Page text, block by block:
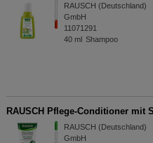
RAUSCH (Deutschland)
GmbH
11071291
40 ml Shampoo
RAUSCH Pflege-Conditioner mit
RAUSCH (Deutschland)
GmbH